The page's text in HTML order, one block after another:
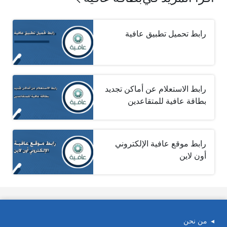
رابط تحميل تطبيق عافية
رابط الاستعلام عن أماكن تجديد
بطاقة عافية للمتقاعدين
رابط موقع عافية الإلكتروني
أون لاين
من نحن